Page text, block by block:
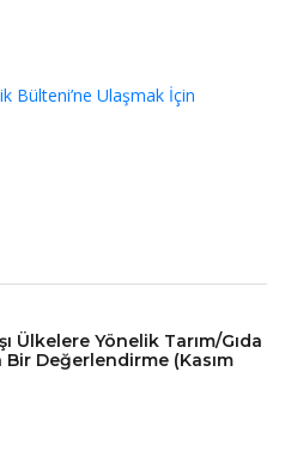
Ülkelere Yönelik Tarım/Gıda
Bir Değerlendirme (Kasım
Bülteni’ne Ulaşmak İçin